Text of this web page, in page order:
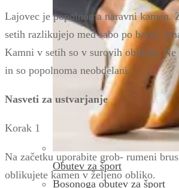
Obutev za šport
Bosonoga obutev za šport
Lajovec je popolnoma naravni kamen.
setih razlikujejo med sabo po barvi,
Kamni v setih so v surovih oblikah. Ne
in so popolnoma neobdelani.
Nasveti za ustvarjanje
Korak 1
Na začetku uporabite grob- rumeni
oblikujete kamen v željeno obliko.